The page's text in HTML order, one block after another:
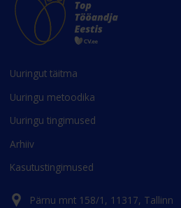
Uuringut täitma
Uuringu metoodika
Uuringu tingimused
Arhiiv
Kasutustingimused
Pärnu mnt 158/1, 11317, Tallinn